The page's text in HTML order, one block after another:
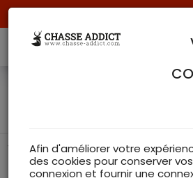
T-Shirt Outdoor
T-Shirt de chasse de chez Seeland
Afin d'améliorer votre
des cookies pour conserver
connexion et fournir une